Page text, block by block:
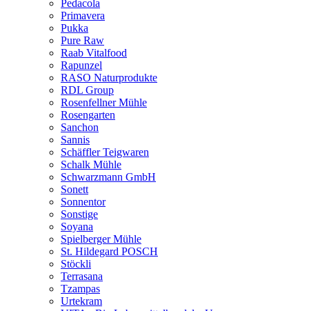
Pedacola
Primavera
Pukka
Pure Raw
Raab Vitalfood
Rapunzel
RASO Naturprodukte
RDL Group
Rosenfellner Mühle
Rosengarten
Sanchon
Sannis
Schäffler Teigwaren
Schalk Mühle
Schwarzmann GmbH
Sonett
Sonnentor
Sonstige
Soyana
Spielberger Mühle
St. Hildegard POSCH
Stöckli
Terrasana
Tzampas
Urtekram